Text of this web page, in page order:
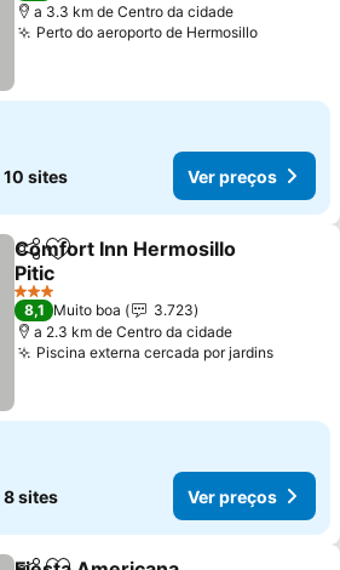
a 3.3 km de Centro da cidade
Perto do aeroporto de HermosilloVer
10 sites Ver preços
PartilharAdicionar aos favoritos
Comfort Inn Hermosillo
Pitic
Ver preços
3 Estrelas
8,1 Muito boa
3.723
a 2.3 km de Centro da cidade
Piscina externa cercada por jardinsVer
8 sites Ver preços